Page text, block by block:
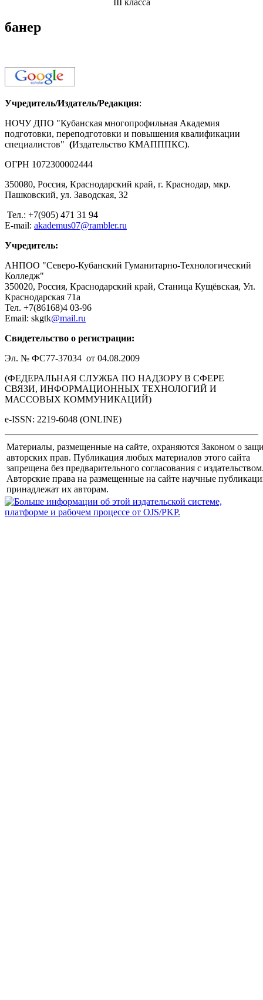
банер
Учредитель/Издатель/Редакция:
НОЧУ ДПО "Кубанская многопрофильная Академия
подготовки, переподготовки и повышения квалификации
специалистов" (Издательство КМАПППКС).
ОГРН 1072300002444
350080, Россия, Краснодарский край, г. Краснодар, мкр.
Пашковский, ул. Заводская, 32
Тел.: +7(905) 471 31 94
E-mail: akademus07@rambler.ru
Учредитель:
АНПОО "Северо-Кубанский Гуманитарно-Технологический
Колледж"
350020, Россия, Краснодарский край, Станица Кущёвская, Ул.
Краснодарская 71а
Тел. +7(86168)4 03-96
Email: skgtk@mail.ru
Свидетельство о регистрации:
Эл. № ФС77-37034 от 04.08.2009
(ФЕДЕРАЛЬНАЯ СЛУЖБА ПО НАДЗОРУ В СФЕРЕ
СВЯЗИ, ИНФОРМАЦИОННЫХ ТЕХНОЛОГИЙ И
МАССОВЫХ КОММУНИКАЦИЙ)
e-ISSN: 2219-6048 (ONLINE)
Материалы, размещенные на сайте, охраняются Законом о
авторских прав. Публикация любых материалов этого сайта
запрещена без предварительного согласования с
Авторские права на размещенные на сайте научные
принадлежат их авторам.